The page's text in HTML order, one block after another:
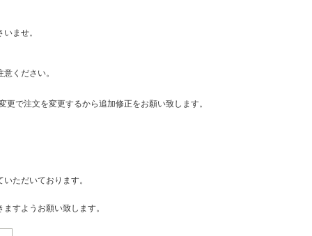
ませ。
ください。
で注文を変更するから追加修正をお願い致します。
ただいております。
すようお願い致します。